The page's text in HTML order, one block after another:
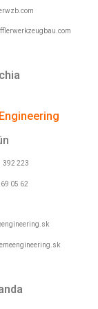
392 223
05 62